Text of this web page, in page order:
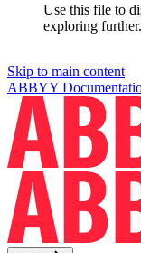
Use this file to
exploring further.
Skip to main content
ABBYY